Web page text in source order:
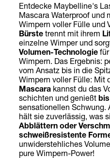
Entdecke Maybelline's
Mascara Waterproof und
Wimpern voller Fülle und
Bürste trennt mit ihrem
einzelne Wimper und
Volumen-Technologie
Wimpern. Das Ergebnis:
vom Ansatz bis in die
Wimpern voller Fülle: Mit
Mascara kannst du das
schichten und genießt
sensationellen Schwung.
hält sie zuverlässig, was
Abblättern oder
schweißresistente
unwiderstehliches
pure Wimpern-Power!